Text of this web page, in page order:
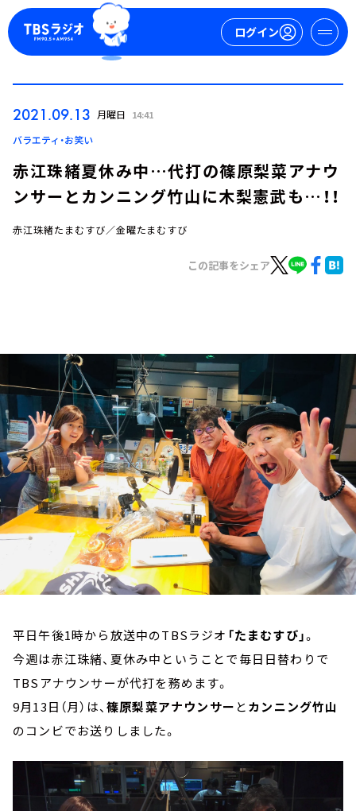
ログイン
ログイン
お知らせ
イベント・グッズ
YouTube
会社情報
2021.09.13 月曜日 14:41
バラエティ・お笑い
赤江珠緒夏休み中…代打の篠原梨菜アナウ
ンサーとカンニング竹山に木梨憲武も…！！
赤江珠緒たまむすび／金曜たまむすび
この記事をシェア
平日午後1時から放送中のTBSラジオ 「たまむすび」。
今週は赤江珠緒、夏休み中ということで毎日日替わりで
TBSアナウンサーが代打を務めます。
9月13日（月）は、篠原梨菜アナウンサー とカンニング竹山
のコンビでお送りしました。